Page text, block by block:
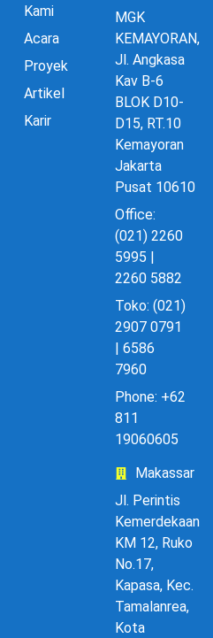
Kami
Acara
Proyek
Artikel
Karir
MGK
KEMAYORAN,
Jl. Angkasa
Kav B-6
BLOK D10-
D15, RT.10
Kemayoran
Jakarta
Pusat 10610
Office:
(021) 2260
5995 |
2260 5882
Toko: (021)
2907 0791
| 6586
7960
Phone: +62
811
19060605
Makassar
Jl. Perintis
Kemerdekaan
KM 12, Ruko
No.17,
Kapasa, Kec.
Tamalanrea,
Kota